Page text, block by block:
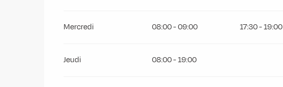
Mercredi 08:00 - 09:00 17:30 - 19:00
Jeudi 08:00 - 19:00